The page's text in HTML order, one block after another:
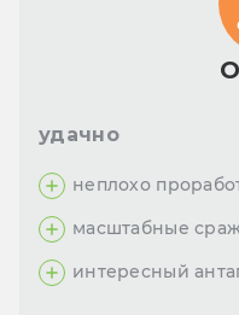
удачно
неплохо
масштабные
интересный